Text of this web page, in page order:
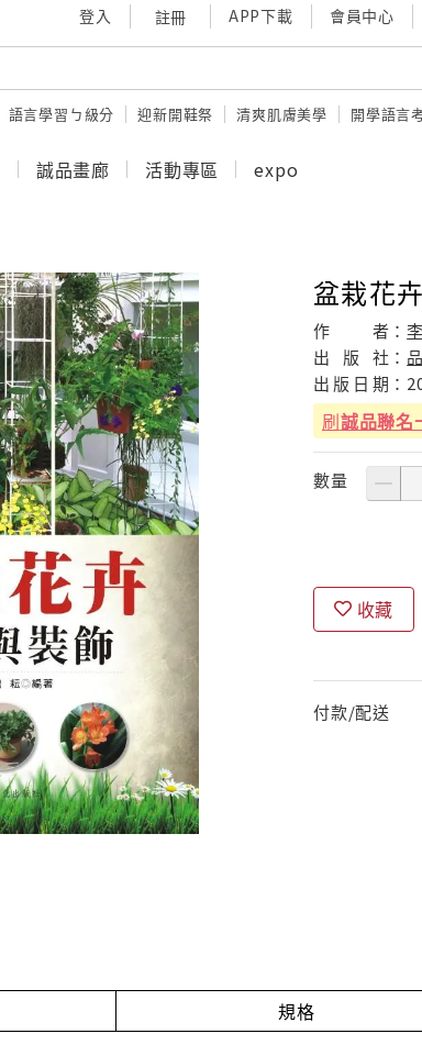
登入 註冊 APP下載 會員中心
語言學習ㄅ級分 迎新開鞋祭 清爽肌膚美學 開學語言
誠品畫廊 活動專區 expo
盆栽花
作 者：
出
版 社：
出 版 日 期：
刷誠品聯名
數量
收藏
付款/配送
規格